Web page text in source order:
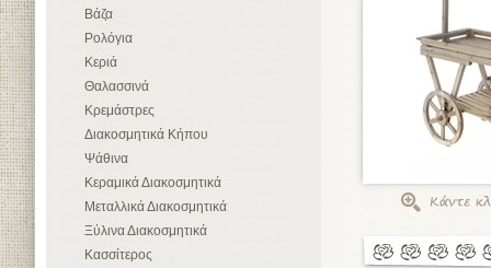
Βάζα
Ρολόγια
Κεριά
Θαλασσινά
Κρεμάστρες
Διακοσμητικά Κήπου
Ψάθινα
Κεραμικά Διακοσμητικά
Μεταλλικά Διακοσμητικά
Ξύλινα Διακοσμητικά
Κασσίτερος